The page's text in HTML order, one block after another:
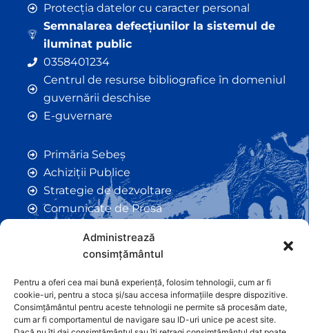
Administrează
consimțământul
Pentru a oferi cea mai bună experiență, folosim tehnologii, cum ar fi
cookie-uri, pentru a stoca și/sau accesa informațiile despre dispozitive.
Consimțământul pentru aceste tehnologii ne permite să procesăm date,
cum ar fi comportamentul de navigare sau ID-uri unice pe acest site.
Protecția datelor cu caracter personal
Semnalarea defecțiunilor la sistemul de
iluminat public
0358401234
Centrul de resurse bibliografice în domeniul
guvernării deschise
E-guvernare
Primăria Sebeș
Achiziții Publice
Strategie de dezvoltare
Comunicate de Presă
Anunțuri
Hotarâri de Consiliu
Certificate de Urbanism
Autorizații de Construcții
Orașe Înfrățite